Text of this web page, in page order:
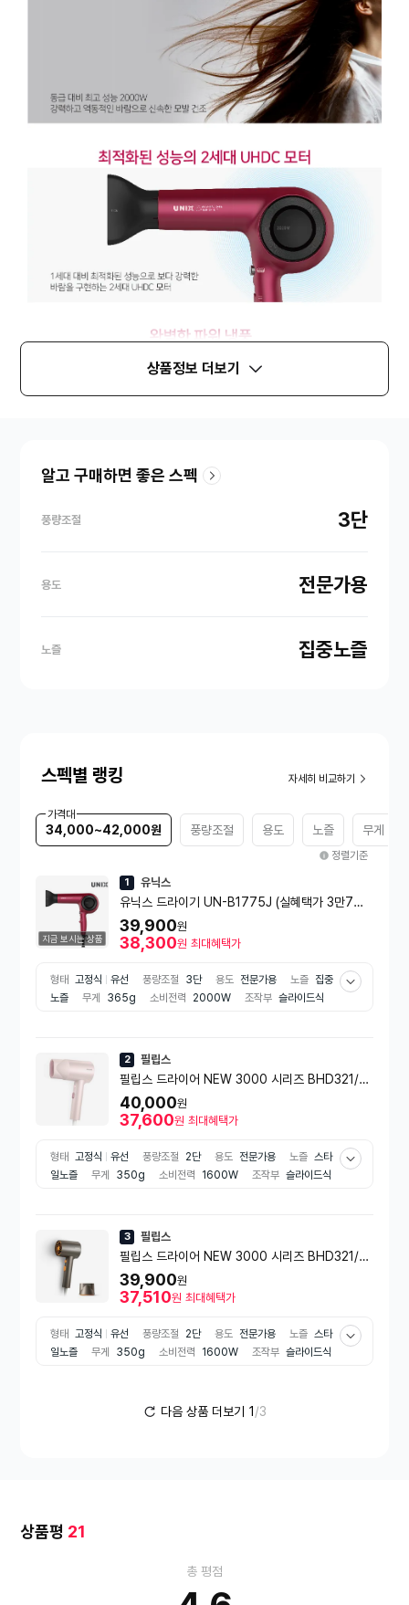
상품정보 더보기
알고 구매하면 좋은 스펙
풍량조절 3단
용도 전문가용
노즐 집중노즐
스펙별 랭킹 자세히 비교하기
가격대
34,000~42,000원 풍량조절 용도 노즐 무게
정렬기준
지금 보시는 상품
1 유닉스
유닉스 드라이기 UN-B1775J (실혜택가 3만7천
원대!)
39,900원
38,300원 최대혜택가
형태 고정식 유선 풍량조절 3단 용도 전문가용 노즐 집중
노즐
무게 365g 소비전력 2000W 조작부 슬라이드식
2 필립스
필립스 드라이어 NEW 3000 시리즈 BHD321/5
9 1600W 페일 핑크
40,000원
37,600원 최대혜택가
형태 고정식 유선 풍량조절 2단 용도 전문가용 노즐 스타
일노즐
무게 350g 소비전력 1600W 조작부 슬라이드식
3 필립스
필립스 드라이어 NEW 3000 시리즈 BHD321/0
9 1600W 애쉬골드 메탈릭(실혜택가 37천원)
39,900원
37,510원 최대혜택가
형태 고정식 유선 풍량조절 2단 용도 전문가용 노즐 스타
일노즐
무게 350g 소비전력 1600W 조작부 슬라이드식
다음 상품 더보기 1 /3
상품평 21
총 평점